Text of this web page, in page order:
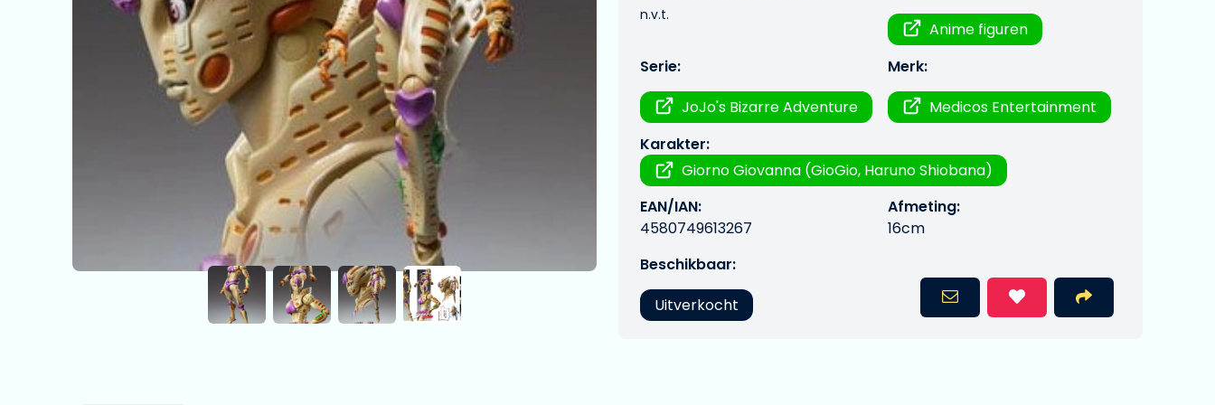
n.v.t.
Anime figuren
Serie:
JoJo's Bizarre Adventure
Merk:
Medicos Entertainment
Karakter:
Giorno Giovanna (GioGio, Haruno Shiobana)
EAN/IAN:
4580749613267
Afmeting:
16cm
Beschikbaar:
Uitverkocht